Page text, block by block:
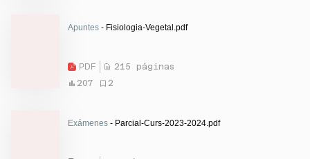
Apuntes - Fisiologia-Vegetal.pdf
PDF
215 páginas
207
2
Exámenes - Parcial-Curs-2023-2024.pdf